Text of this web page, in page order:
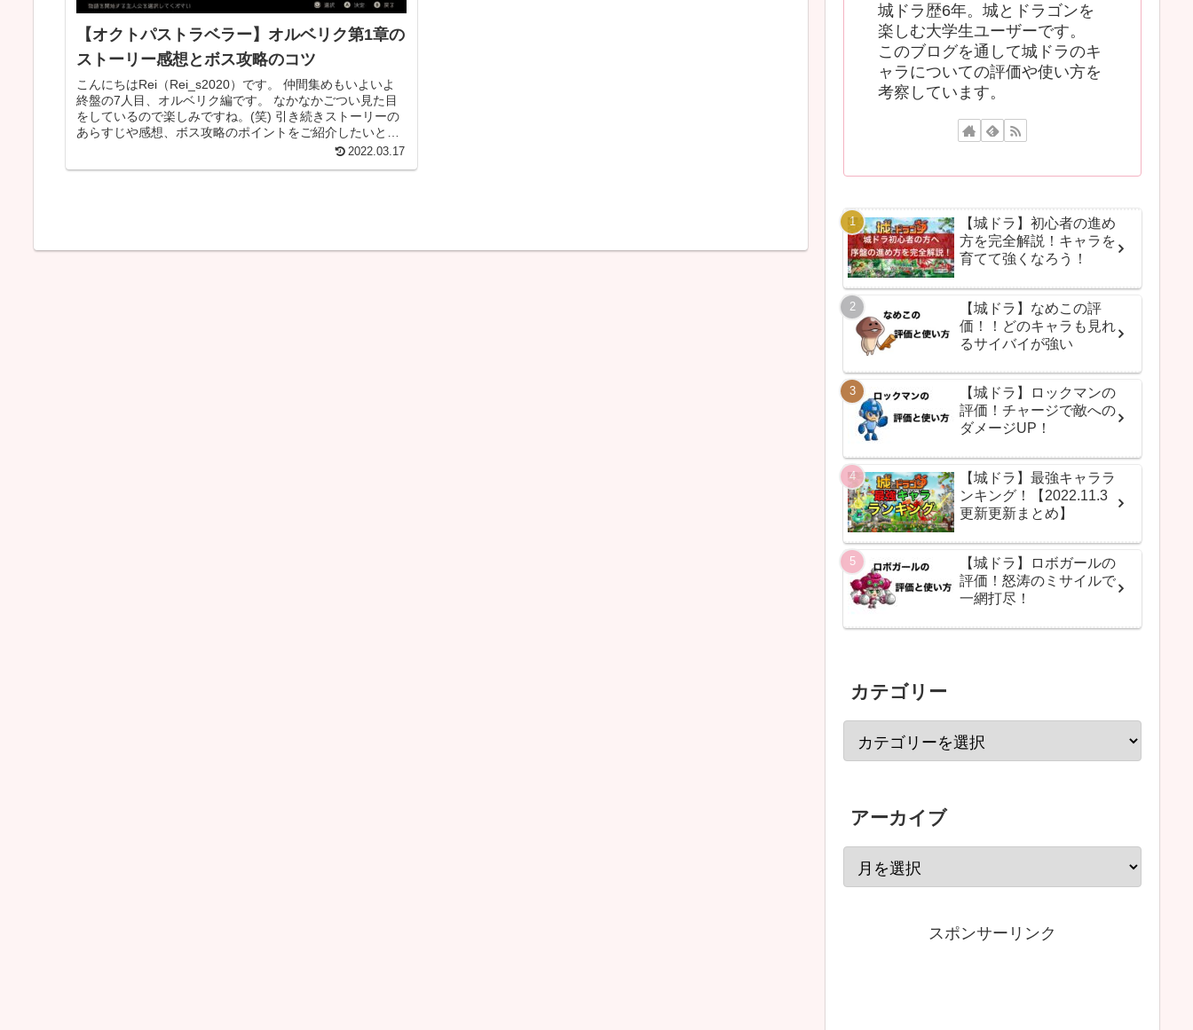
【オクトパストラベラー】オルベリク第1章の
ストーリー感想とボス攻略のコツ
こんにちはRei（Rei_s2020）です。 仲間集めもいよいよ
終盤の7人目、オルベリク編です。 なかなかごつい見た目
をしているので楽しみですね。(笑) 引き続きストーリーの
あらすじや感想、ボス攻略のポイントをご紹介したいと思
2022.03.17
城ドラ歴6年。城とドラゴンを
楽しむ大学生ユーザーです。
このブログを通して城ドラのキ
ャラについての評価や使い方を
考察しています。
【城ドラ】初心者の進め
方を完全解説！キャラを
育てて強くなろう！
【城ドラ】なめこの評
価！！どのキャラも見れ
るサイバイが強い
【城ドラ】ロックマンの
評価！チャージで敵への
ダメージUP！
【城ドラ】最強キャララ
ンキング！【2022.11.3
更新更新まとめ】
【城ドラ】ロボガールの
評価！怒涛のミサイルで
一網打尽！
カテゴリー
アーカイブ
スポンサーリンク